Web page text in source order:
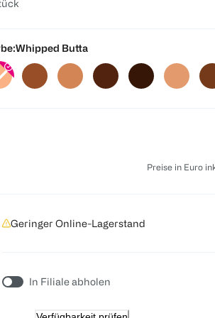
Whipped Butta
Preise in Euro
Geringer Online-Lagerstand
In Filiale abholen